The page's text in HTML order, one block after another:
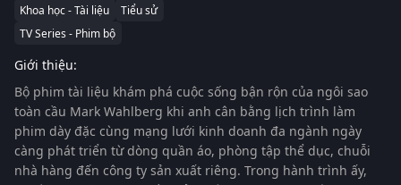
Khoa học - Tài liệu
Tiểu sử
TV Series - Phim bộ
Giới thiệu:
Bộ phim tài liệu khám phá cuộc sống bận rộn của ngôi sao
toàn cầu Mark Wahlberg khi anh cân bằng lịch trình làm
phim dày đặc cùng mạng lưới kinh doanh đa ngành ngày
càng phát triển từ dòng quần áo, phòng tập thể dục, chuỗi
nhà hàng đến công ty sản xuất riêng. Trong hành trình ấy,